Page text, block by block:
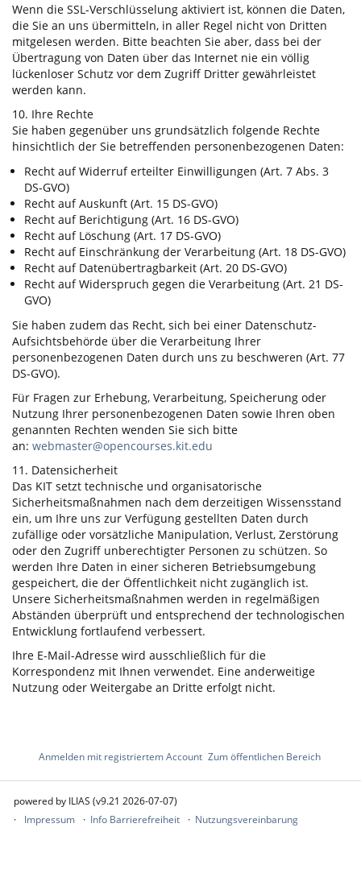
Wenn die SSL-Verschlüsselung aktiviert ist, können die Daten,
die Sie an uns übermitteln, in aller Regel nicht von Dritten
mitgelesen werden. Bitte beachten Sie aber, dass bei der
Übertragung von Daten über das Internet nie ein völlig
lückenloser Schutz vor dem Zugriff Dritter gewährleistet
werden kann.
10. Ihre Rechte
Sie haben gegenüber uns grundsätzlich folgende Rechte
hinsichtlich der Sie betreffenden personenbezogenen Daten:
Recht auf Widerruf erteilter Einwilligungen (Art. 7 Abs. 3
DS-GVO)
Recht auf Auskunft (Art. 15 DS-GVO)
Recht auf Berichtigung (Art. 16 DS-GVO)
Recht auf Löschung (Art. 17 DS-GVO)
Recht auf Einschränkung der Verarbeitung (Art. 18 DS-GVO)
Recht auf Datenübertragbarkeit (Art. 20 DS-GVO)
Recht auf Widerspruch gegen die Verarbeitung (Art. 21 DS-
GVO)
Sie haben zudem das Recht, sich bei einer Datenschutz-
Aufsichtsbehörde über die Verarbeitung Ihrer
personenbezogenen Daten durch uns zu beschweren (Art. 77
DS-GVO).
Für Fragen zur Erhebung, Verarbeitung, Speicherung oder
Nutzung Ihrer personenbezogenen Daten sowie Ihren oben
genannten Rechten wenden Sie sich bitte
an: webmaster@opencourses.kit.edu
11. Datensicherheit
Das KIT setzt technische und organisatorische
Sicherheitsmaßnahmen nach dem derzeitigen Wissensstand
ein, um Ihre uns zur Verfügung gestellten Daten durch
zufällige oder vorsätzliche Manipulation, Verlust, Zerstörung
oder den Zugriff unberechtigter Personen zu schützen. So
werden Ihre Daten in einer sicheren Betriebsumgebung
gespeichert, die der Öffentlichkeit nicht zugänglich ist.
Unsere Sicherheitsmaßnahmen werden in regelmäßigen
Abständen überprüft und entsprechend der technologischen
Entwicklung fortlaufend verbessert.
Ihre E-Mail-Adresse wird ausschließlich für die
Korrespondenz mit Ihnen verwendet. Eine anderweitige
Nutzung oder Weitergabe an Dritte erfolgt nicht.
Anmelden mit registriertem Account Zum öffentlichen Bereich
powered by ILIAS (v9.21 2026-07-07)
Impressum
Info Barrierefreiheit Nutzungsvereinbarung